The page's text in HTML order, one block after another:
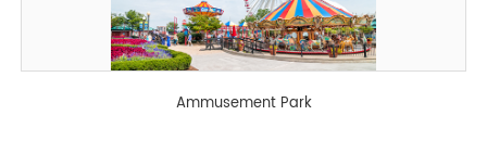
Ammusement Park